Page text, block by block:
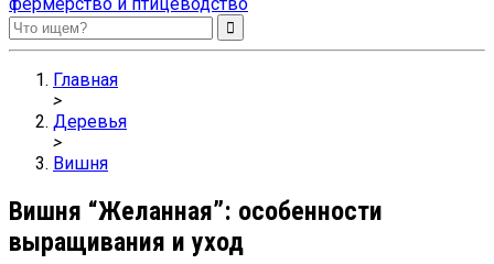
Sveklon.Ru – все про сад, огород, фермерство и птицеводство
Главная
>
Деревья
>
Вишня
Вишня “Желанная”: особенности
выращивания и уход